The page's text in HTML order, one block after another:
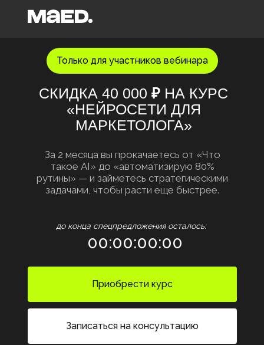
За 2 месяца вы прокачаетесь от «Что
такое AI» до «автоматизирую 80%
рутины» — и займетесь стратегическими
задачами, чтобы расти еще быстрее.
СКИДКА 40 000 ₽ НА КУРС
«НЕЙРОСЕТИ ДЛЯ
МАРКЕТОЛОГА»
Только для участников вебинара
Записаться на консультацию
до конца спецпредложения осталось:
Приобрести курс
00:00:00:00